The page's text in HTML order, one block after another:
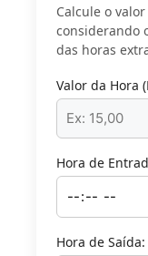
Calcule o
considerando
das horas
Valor da Hora
Hora de
Hora de Saída: